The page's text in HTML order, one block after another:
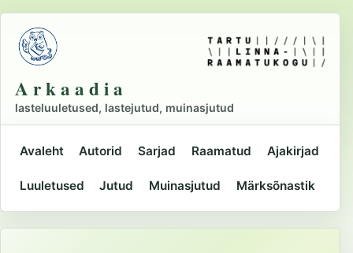
Liigu
põhisisu
juurde
A r k a a d i a
lasteluuletused, lastejutud, muinasjutud
Peamine
navigatsioon
Avaleht Autorid Sarjad Raamatud Ajakirjad
Luuletused Jutud Muinasjutud Märksõnastik